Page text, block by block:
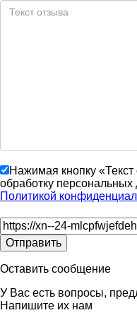
Нажимая кнопку
обработку персональных
Политикой
Оставить сообщение
У Вас есть вопросы,
Напишите их нам